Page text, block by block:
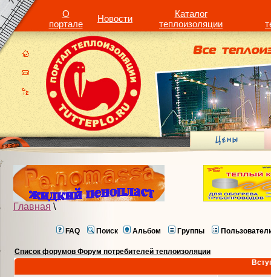
О
портале
Новости
Каталог
теплоизоляции
Главная \
FAQ Поиск Альбом Группы
Список форумов Форум потребителей теплоизоляции